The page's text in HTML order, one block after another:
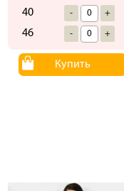
40 - +
46 - +
Купить